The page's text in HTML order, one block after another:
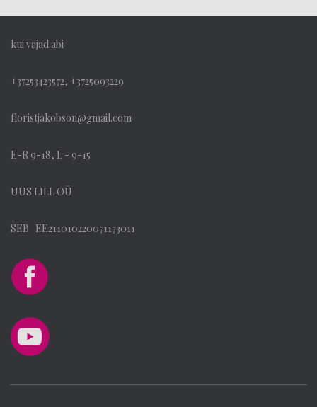
kui vajad abi
+37253423572, +3725093229
floristjakobson@gmail.com
E-R 9-18, L - 9-15
UUS LILL OÜ
SEB EE211010220071173011